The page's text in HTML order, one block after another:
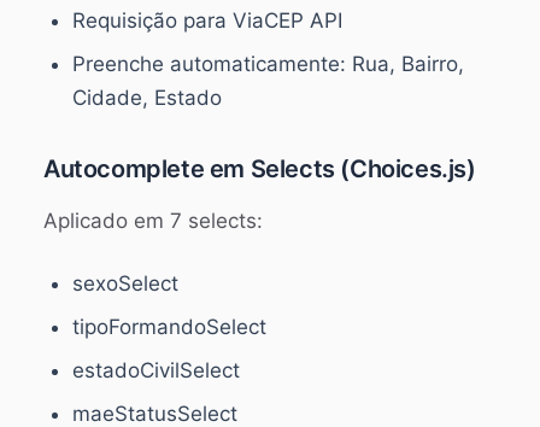
Requisição para ViaCEP API
Preenche automaticamente: Rua, Bairro,
Cidade, Estado
Autocomplete em Selects (Choices.js)
Aplicado em 7 selects:
sexoSelect
tipoFormandoSelect
estadoCivilSelect
maeStatusSelect